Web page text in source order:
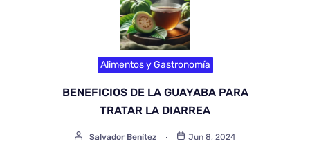
Alimentos y Gastronomía
BENEFICIOS DE LA GUAYABA PARA
TRATAR LA DIARREA
Salvador Benítez Jun 8, 2024